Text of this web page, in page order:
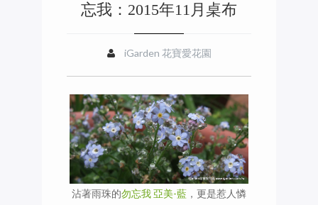
忘我：2015年11月桌布
iGarden 花寶愛花園
沾著雨珠的勿忘我 亞美-藍 ，更是惹人憐